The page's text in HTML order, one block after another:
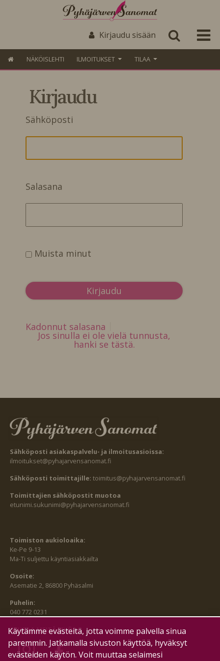
Kirjaudu sisään
NÄKÖISLEHTI ILMOITUKSET TILAA
Kirjaudu
Sähköposti
Salasana
Muista minut
Kadonnut salasana
Jos sinulla ei ole vielä tunnusta,
hanki se tästä.
Sähköposti asiakaspalvelu- ja ilmoitusasioissa:
ilmoitukset@pyhajarvensanomat.fi
Sähköposti toimittajille: toimitus@pyhajarvensanomat.fi
Toimittajien sähköpostit muotoa
etunimi.sukunimi@pyhajarvensanomat.fi
Toimiston aukioloaika:
Ke-Pe 9-13
Ma-Ti suljettu käyntiasiakkailta
Osoite:
Asematie 2, 86800 Pyhäsalmi
Puhelin:
040 772 0231
SEURAA MEITÄ MYÖS:
Käytämme evästeitä, jotta voimme palvella sinua
paremmin. Jatkamalla sivuston käyttöä, hyväksyt
evästeiden käytön. Voit muuttaa selaimesi